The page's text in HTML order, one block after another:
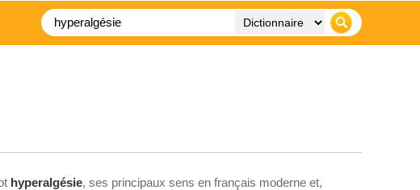
hyperalgésie, ses principaux sens en français moderne et,